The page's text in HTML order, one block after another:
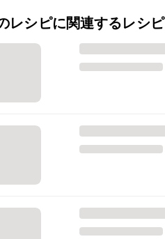
レシピに関連するレシピ